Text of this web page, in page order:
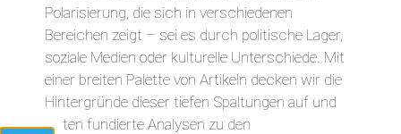
Polarisierung, die sich in verschiedenen
Bereichen zeigt – sei es durch politische Lager,
soziale Medien oder kulturelle Unterschiede. Mit
einer breiten Palette von Artikeln decken wir die
Hintergründe dieser tiefen Spaltungen auf und
bieten fundierte Analysen zu den